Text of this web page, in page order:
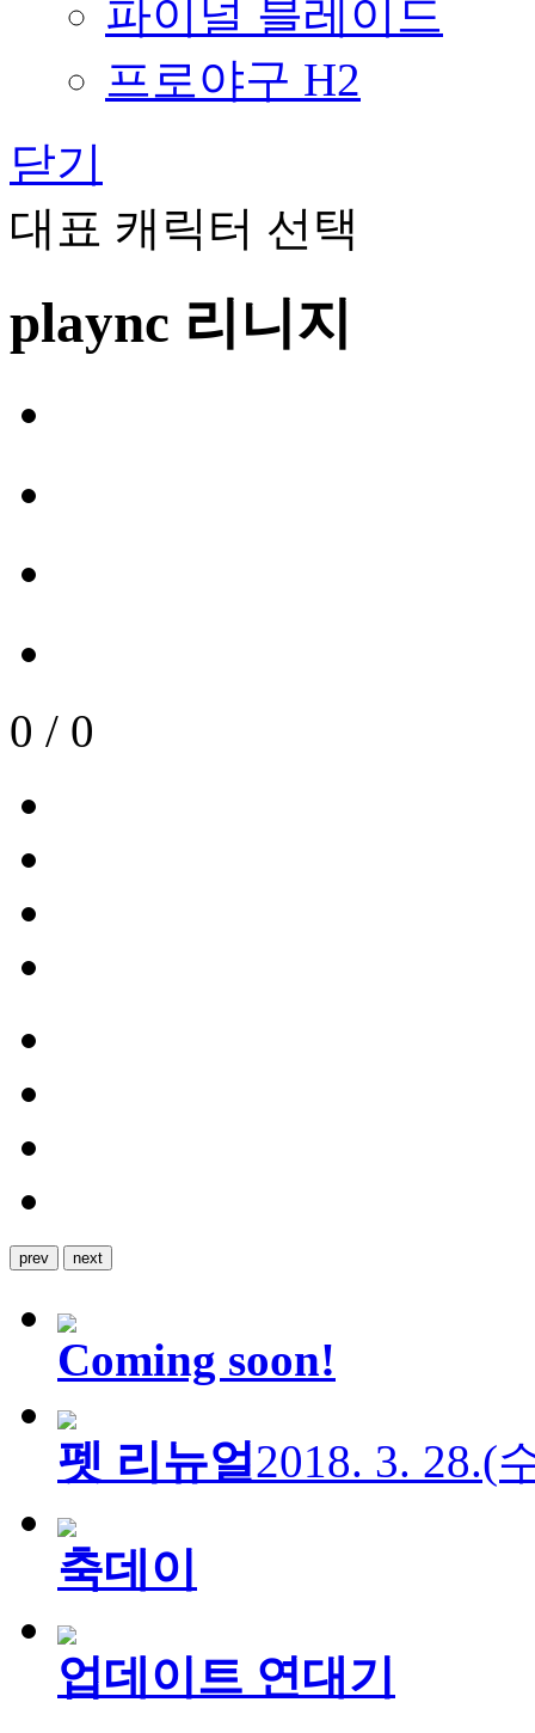
파이널 블레이드
프로야구 H2
닫기
대표 캐릭터 선택
plaync 리니지
0 / 0
prev next
Coming soon!
펫 리뉴얼2018. 3. 28.(
축데이
업데이트 연대기